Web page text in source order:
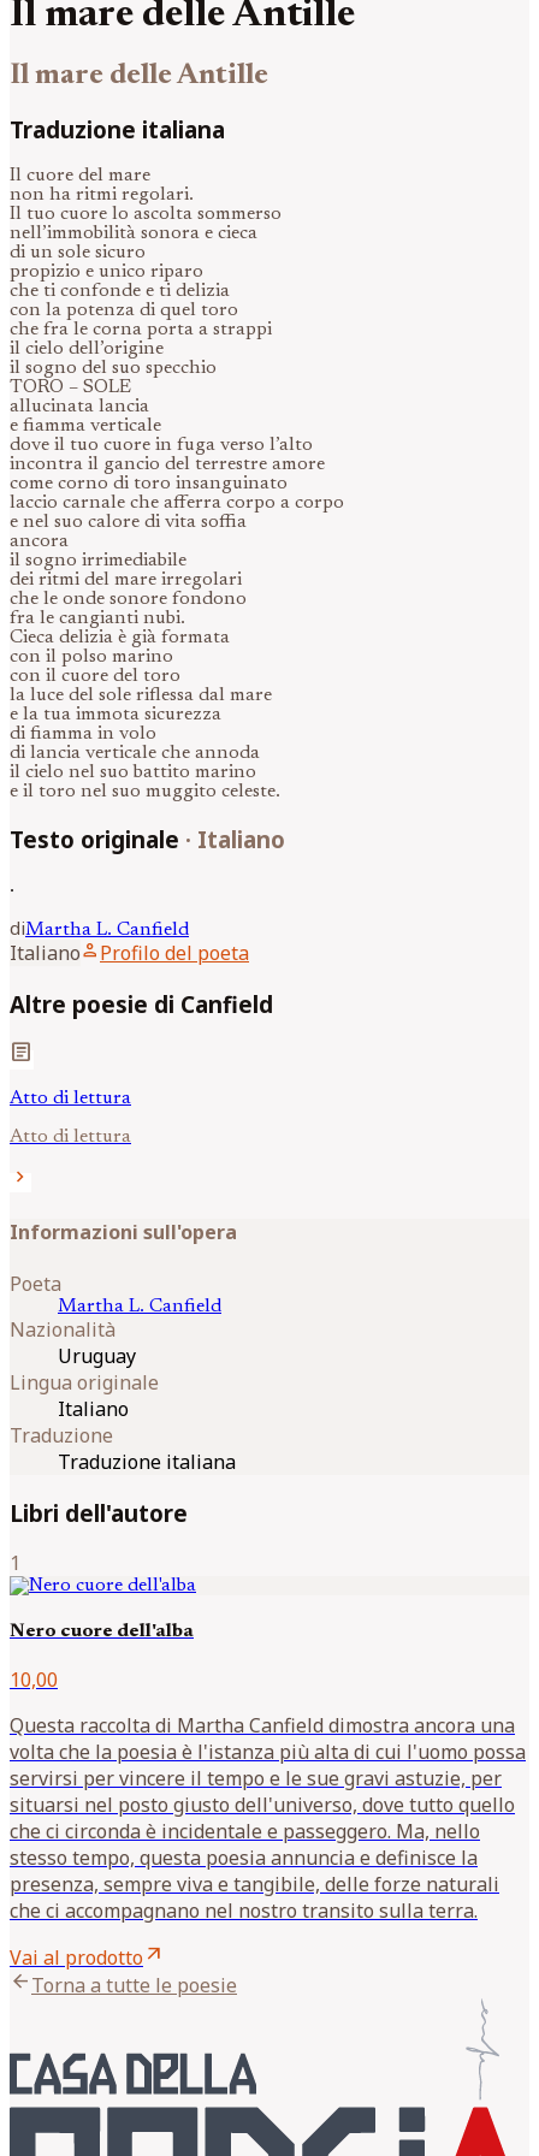
Il mare delle Antille
Il mare delle Antille
Traduzione italiana
Il cuore del mare
non ha ritmi regolari.
Il tuo cuore lo ascolta sommerso
nell’immobilità sonora e cieca
di un sole sicuro
propizio e unico riparo
che ti confonde e ti delizia
con la potenza di quel toro
che fra le corna porta a strappi
il cielo dell’origine
il sogno del suo specchio
TORO – SOLE
allucinata lancia
e fiamma verticale
dove il tuo cuore in fuga verso l’alto
incontra il gancio del terrestre amore
come corno di toro insanguinato
laccio carnale che afferra corpo a corpo
e nel suo calore di vita soffia
ancora
il sogno irrimediabile
dei ritmi del mare irregolari
che le onde sonore fondono
fra le cangianti nubi.
Cieca delizia è già formata
con il polso marino
con il cuore del toro
la luce del sole riflessa dal mare
e la tua immota sicurezza
di fiamma in volo
di lancia verticale che annoda
il cielo nel suo battito marino
e il toro nel suo muggito celeste.
Testo originale · Italiano
.
diMartha L. Canfield
Italianoperson Profilo del poeta
Altre poesie di Canfield
article
Atto di lettura
Atto di lettura
chevron_right
Informazioni sull'opera
Poeta
Martha L. Canfield
Nazionalità
Uruguay
Lingua originale
Italiano
Traduzione
Traduzione italiana
Libri dell'autore
1
Nero cuore dell'alba
10,00
Questa raccolta di Martha Canfield dimostra ancora una
volta che la poesia è l'istanza più alta di cui l'uomo possa
servirsi per vincere il tempo e le sue gravi astuzie, per
situarsi nel posto giusto dell'universo, dove tutto quello
che ci circonda è incidentale e passeggero. Ma, nello
stesso tempo, questa poesia annuncia e definisce la
presenza, sempre viva e tangibile, delle forze naturali
che ci accompagnano nel nostro transito sulla terra.
Vai al prodottoarrow_outward
arrow_backTorna a tutte le poesie